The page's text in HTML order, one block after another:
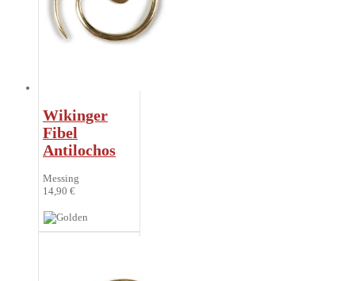
Wikinger
Fibel
Antilochos
Messing
14,90 €